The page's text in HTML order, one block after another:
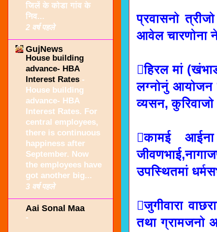
प्रवासनो
आवेल चारणोना
हिरल मां
लग्नोनुं आयोजन
व्यसन,
कामई आईना
उपस्थितमां
जुगीवारा
तथा ग्रामजनो
जिलें के कोडा गांव के
निव...
2 वर्ष पहले
GujNews
House building
advance- HBA
Interest Rates -
House building
advance- HBA
Interest Rates. For
central employees,
there is continuous
happiness after
September. Now
the employees have
got another big...
3 वर्ष पहले
Aai Sonal Maa
-